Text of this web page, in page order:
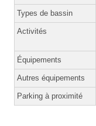
Types de bassin
Activités
Équipements
Autres équipements
Parking à proximité